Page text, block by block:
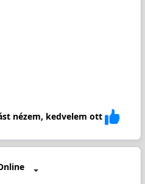
nézem, kedvelem ott